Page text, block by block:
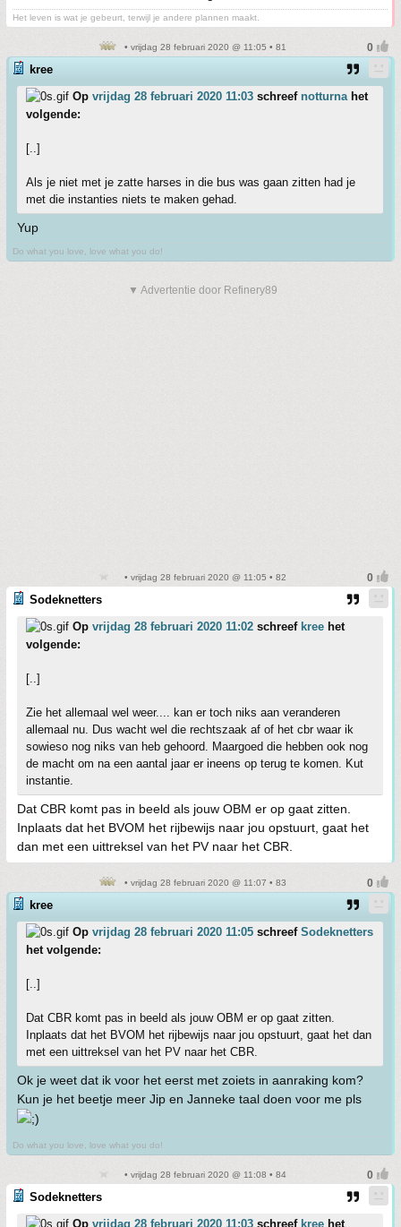
Het leven is wat je gebeurt, terwijl je andere plannen maakt.
• vrijdag 28 februari 2020 @ 11:05 • 81
kree
Op vrijdag 28 februari 2020 11:03 schreef notturnahet
volgende:
[..]
Als je niet met je zatte harses in die bus was gaan zitten had je
met die instanties niets te maken gehad.
Yup
Do what you love, love what you do!
▼ Advertentie door Refinery89
• vrijdag 28 februari 2020 @ 11:05 • 82
Sodeknetters
Op vrijdag 28 februari 2020 11:02 schreef kree het
volgende:
[..]
Zie het allemaal wel weer.... kan er toch niks aan veranderen
allemaal nu. Dus wacht wel die rechtszaak af of het cbr waar ik
sowieso nog niks van heb gehoord. Maargoed die hebben ook nog
de macht om na een aantal jaar er ineens op terug te komen. Kut
instantie.
Dat CBR komt pas in beeld als jouw OBM er op gaat zitten.
Inplaats dat het BVOM het rijbewijs naar jou opstuurt, gaat het
dan met een uittreksel van het PV naar het CBR.
• vrijdag 28 februari 2020 @ 11:07 • 83
kree
Op vrijdag 28 februari 2020 11:05 schreef Sodeknetters
het volgende:
[..]
Dat CBR komt pas in beeld als jouw OBM er op gaat zitten.
Inplaats dat het BVOM het rijbewijs naar jou opstuurt, gaat het dan
met een uittreksel van het PV naar het CBR.
Ok je weet dat ik voor het eerst met zoiets in aanraking kom?
Kun je het beetje meer Jip en Janneke taal doen voor me pls
Do what you love, love what you do!
• vrijdag 28 februari 2020 @ 11:08 • 84
Sodeknetters
Op vrijdag 28 februari 2020 11:03 schreef kree het